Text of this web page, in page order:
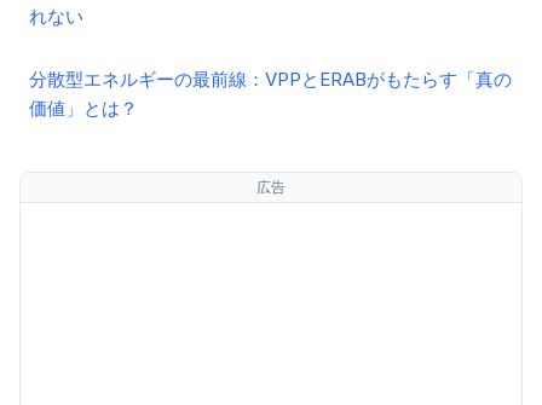
れない
分散型エネルギーの最前線：VPPとERABがもたらす「真の
価値」とは？
広告